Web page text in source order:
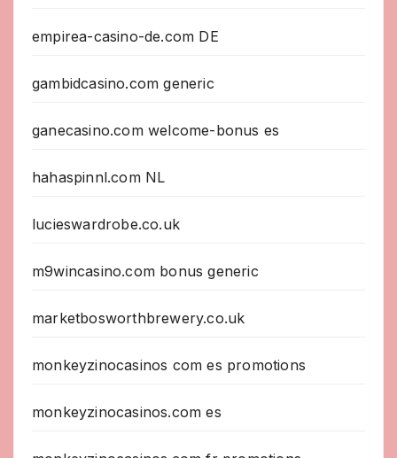
empirea-casino-de.com DE
gambidcasino.com generic
ganecasino.com welcome-bonus es
hahaspinnl.com NL
lucieswardrobe.co.uk
m9wincasino.com bonus generic
marketbosworthbrewery.co.uk
monkeyzinocasinos com es promotions
monkeyzinocasinos.com es